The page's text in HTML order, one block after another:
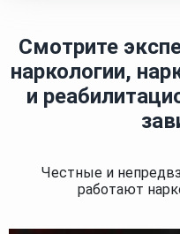
Смотрите
наркологии,
и
Честные и
работают